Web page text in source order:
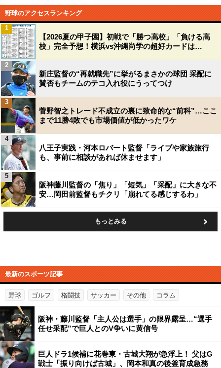
野球のアクセスランキング
【2026夏の甲子園】初戦で「勝つ高校」「負ける高
校」完全予想！横浜vs沖縄尚学の超好カードは…
1
新庄監督の“再就職先”に挙がるまさかの球団 采配に
賛否もチームのテコ入れ役にうってつけ
2
菅野智之トレード不成立の裏に致命的な“前科”…ここ
まで11勝4敗でも市場価値が低かったワケ
3
八王子実践・河本ロバート監督「ライブや家族旅行
も、事前に相談があれば休ませます」
4
阪神藤川監督の「焦り」「短気」「采配」に大きな不
安…岡田前監督もチクリ「崩れてる感じするわ」
5
もっとみる
最新のスポーツ記事
野球 ゴルフ 格闘技 サッカー その他 コラム
阪神・藤川監督「主人公は選手」の限界露呈…“選手
任せ采配”で巨人とのV争いに黄信号
巨人ドラ1候補に花巻東・古城大翔が急浮上！ 父はG
戦士「振り向けば古城」、岡本和真の後釜育成急務